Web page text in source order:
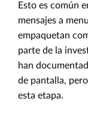
Esto es común
mensajes a
empaquetan
parte de la
han
de pantalla,
esta etapa.